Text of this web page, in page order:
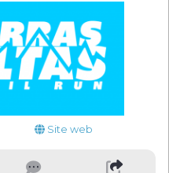
Site web